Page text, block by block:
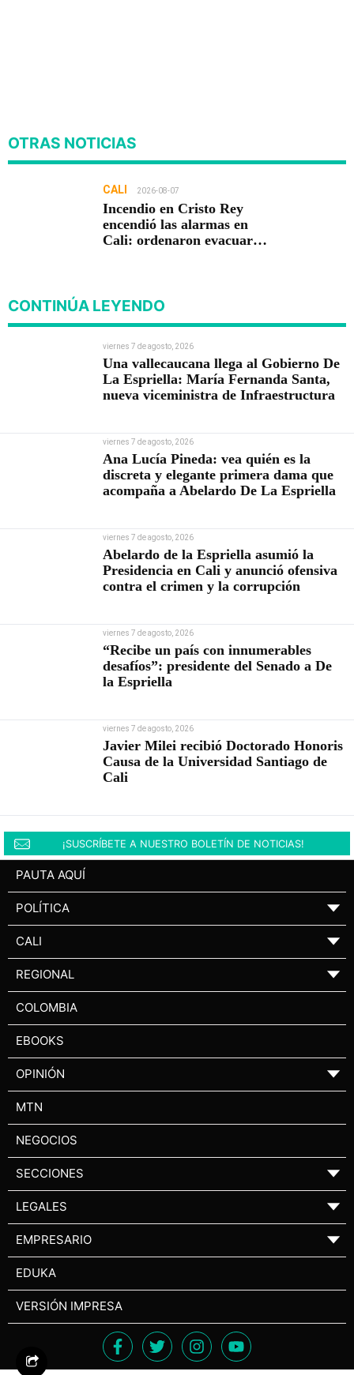
OTRAS NOTICIAS
CALI 2026-08-07
Incendio en Cristo Rey
encendió las alarmas en
Cali: ordenaron evacuar
CONTINÚA LEYENDO
viernes 7 de agosto, 2026
Una vallecaucana llega al Gobierno De
La Espriella: María Fernanda Santa,
nueva viceministra de Infraestructura
viernes 7 de agosto, 2026
Ana Lucía Pineda: vea quién es la
discreta y elegante primera dama que
acompaña a Abelardo De La Espriella
viernes 7 de agosto, 2026
Abelardo de la Espriella asumió la
Presidencia en Cali y anunció ofensiva
contra el crimen y la corrupción
viernes 7 de agosto, 2026
“Recibe un país con innumerables
desafíos”: presidente del Senado a De
la Espriella
viernes 7 de agosto, 2026
Javier Milei recibió Doctorado Honoris
Causa de la Universidad Santiago de
Cali
¡SUSCRÍBETE A NUESTRO BOLETÍN DE NOTICIAS!
PAUTA AQUÍ
POLÍTICA ▼
CALI ▼
REGIONAL ▼
COLOMBIA
EBOOKS
OPINIÓN ▼
MTN
NEGOCIOS
SECCIONES ▼
LEGALES ▼
EMPRESARIO ▼
EDUKA
VERSIÓN IMPRESA